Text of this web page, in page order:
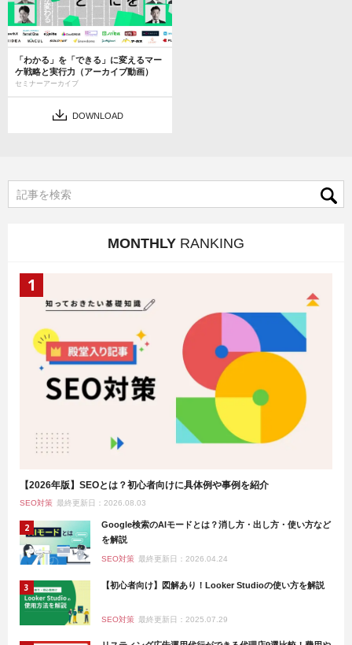
「わかる」を「できる」に変えるマー
ケ戦略と実行力（アーカイブ動画）
セミナーアーカイブ
DOWNLOAD
MONTHLY RANKING
【2026年版】SEOとは？初心者向けに具体例や事例を紹介
SEO対策 最終更新日：2026.08.03
Google検索のAIモードとは？消し方・出し方・使い方など
を解説
SEO対策 最終更新日：2026.04.24
【初心者向け】図解あり！Looker Studioの使い方を解説
SEO対策 最終更新日：2025.07.29